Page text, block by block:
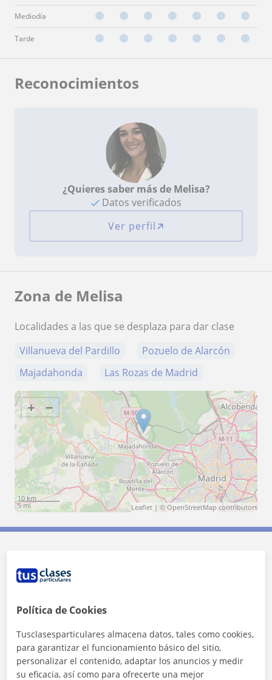
Mediodía
Tarde
Reconocimientos
¿Quieres saber más de Melisa?
Datos verificados
Ver perfil
Zona de Melisa
Localidades a las que se desplaza para dar clase
Villanueva del Pardillo
Pozuelo de Alarcón
Majadahonda
Las Rozas de Madrid
+ −
10 km
5 mi
Leaflet | © OpenStreetMap contributors
Política de Cookies
Tusclasesparticulares almacena datos, tales como cookies,
para garantizar el funcionamiento básico del sitio,
personalizar el contenido, adaptar los anuncios y medir
su eficacia, así como para ofrecerte una mejor